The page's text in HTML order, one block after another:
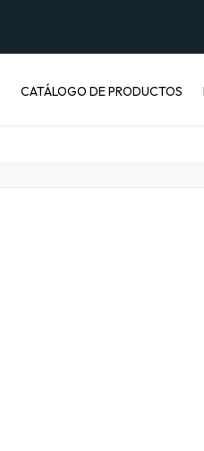
CATÁLOGO DE PRODUCTOS